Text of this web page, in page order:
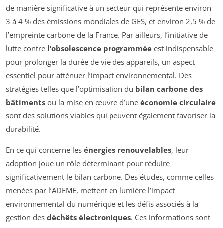
de manière significative à un secteur qui représente environ
3 à 4 % des émissions mondiales de GES, et environ 2,5 % de
l’empreinte carbone de la France. Par ailleurs, l’initiative de
lutte contre l’obsolescence programmée est indispensable
pour prolonger la durée de vie des appareils, un aspect
essentiel pour atténuer l’impact environnemental. Des
stratégies telles que l’optimisation du bilan carbone des
bâtiments ou la mise en œuvre d’une économie circulaire
sont des solutions viables qui peuvent également favoriser la
durabilité.
En ce qui concerne les énergies renouvelables, leur
adoption joue un rôle déterminant pour réduire
significativement le bilan carbone. Des études, comme celles
menées par l’ADEME, mettent en lumière l’impact
environnemental du numérique et les défis associés à la
gestion des déchêts électroniques. Ces informations sont